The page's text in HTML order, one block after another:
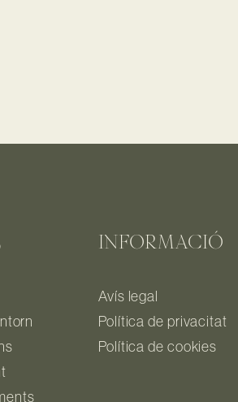
INFORMACIÓ
Avís legal
Política de privacitat
Política de cookies